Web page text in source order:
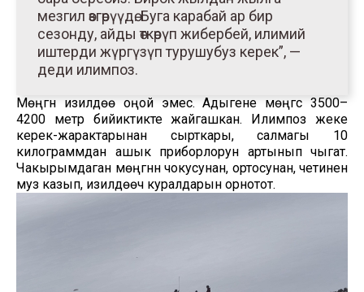
мезгил өзгөрүүдө. Буга карабай ар бир
сезонду, айды өткөрүп жибербей, илимий
иштерди жүргүзүп турушубуз керек”, —
деди илимпоз.
Мөңгүнү изилдөө оңой эмес. Адыгене мөңгүсү 3500–
4200 метр бийиктикте жайгашкан. Илимпоз жеке
керек-жарактарынан сырткары, салмагы 10
килограммдан ашык приборлорун артынып чыгат.
Чакырымдаган мөңгүнүн чокусунан, ортосунан, четинен
муз казып, изилдөөчү куралдарын орнотот.